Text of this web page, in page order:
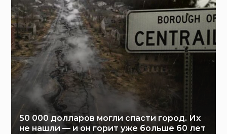
50 000 долларов могли спасти город. Их
не нашли — и он горит уже больше 60 лет